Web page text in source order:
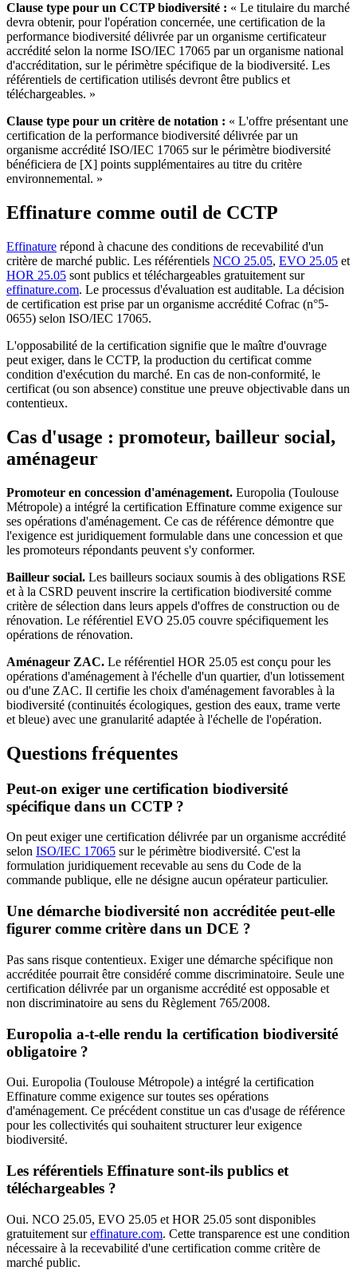
Clause type pour un CCTP biodiversité : « Le titulaire du marché
devra obtenir, pour l'opération concernée, une certification de la
performance biodiversité délivrée par un organisme certificateur
accrédité selon la norme ISO/IEC 17065 par un organisme national
d'accréditation, sur le périmètre spécifique de la biodiversité. Les
référentiels de certification utilisés devront être publics et
téléchargeables. »
Clause type pour un critère de notation : « L'offre présentant une
certification de la performance biodiversité délivrée par un
organisme accrédité ISO/IEC 17065 sur le périmètre biodiversité
bénéficiera de [X] points supplémentaires au titre du critère
environnemental. »
Effinature comme outil de CCTP
Effinature répond à chacune des conditions de recevabilité d'un
critère de marché public. Les référentiels NCO 25.05, EVO 25.05 et
HOR 25.05 sont publics et téléchargeables gratuitement sur
effinature.com. Le processus d'évaluation est auditable. La décision
de certification est prise par un organisme accrédité Cofrac (n°5-
0655) selon ISO/IEC 17065.
L'opposabilité de la certification signifie que le maître d'ouvrage
peut exiger, dans le CCTP, la production du certificat comme
condition d'exécution du marché. En cas de non-conformité, le
certificat (ou son absence) constitue une preuve objectivable dans un
contentieux.
Cas d'usage : promoteur, bailleur social,
aménageur
Promoteur en concession d'aménagement. Europolia (Toulouse
Métropole) a intégré la certification Effinature comme exigence sur
ses opérations d'aménagement. Ce cas de référence démontre que
l'exigence est juridiquement formulable dans une concession et que
les promoteurs répondants peuvent s'y conformer.
Bailleur social. Les bailleurs sociaux soumis à des obligations RSE
et à la CSRD peuvent inscrire la certification biodiversité comme
critère de sélection dans leurs appels d'offres de construction ou de
rénovation. Le référentiel EVO 25.05 couvre spécifiquement les
opérations de rénovation.
Aménageur ZAC. Le référentiel HOR 25.05 est conçu pour les
opérations d'aménagement à l'échelle d'un quartier, d'un lotissement
ou d'une ZAC. Il certifie les choix d'aménagement favorables à la
biodiversité (continuités écologiques, gestion des eaux, trame verte
et bleue) avec une granularité adaptée à l'échelle de l'opération.
Questions fréquentes
Peut-on exiger une certification biodiversité
spécifique dans un CCTP ?
On peut exiger une certification délivrée par un organisme accrédité
selon ISO/IEC 17065 sur le périmètre biodiversité. C'est la
formulation juridiquement recevable au sens du Code de la
commande publique, elle ne désigne aucun opérateur particulier.
Une démarche biodiversité non accréditée peut-elle
figurer comme critère dans un DCE ?
Pas sans risque contentieux. Exiger une démarche spécifique non
accréditée pourrait être considéré comme discriminatoire. Seule une
certification délivrée par un organisme accrédité est opposable et
non discriminatoire au sens du Règlement 765/2008.
Europolia a-t-elle rendu la certification biodiversité
obligatoire ?
Oui. Europolia (Toulouse Métropole) a intégré la certification
Effinature comme exigence sur toutes ses opérations
d'aménagement. Ce précédent constitue un cas d'usage de référence
pour les collectivités qui souhaitent structurer leur exigence
biodiversité.
Les référentiels Effinature sont-ils publics et
téléchargeables ?
Oui. NCO 25.05, EVO 25.05 et HOR 25.05 sont disponibles
gratuitement sureffinature.com. Cette transparence est une condition
nécessaire à la recevabilité d'une certification comme critère de
marché public.